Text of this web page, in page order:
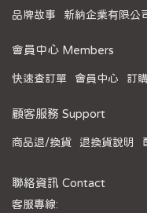
品牌故事 新納企業有限公
會員中心 Members
快速查訂單 會員中心 訂
顧客服務 Support
商品退/換貨 退換貨說明
聯絡資訊 Contact
客服專線: